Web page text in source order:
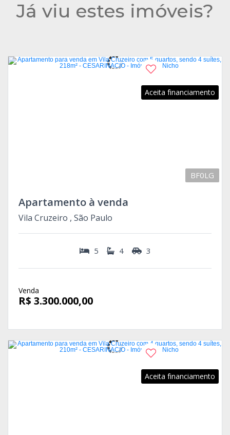
Já viu estes imóveis?
Aceita financiamento
BF0LG
Apartamento à venda
Vila Cruzeiro , São Paulo
5 4 3
Venda
R$ 3.300.000,00
Aceita financiamento